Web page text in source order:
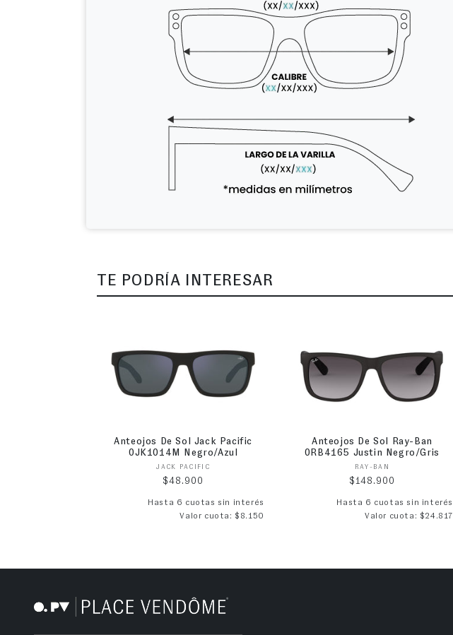
TE PODRÍA INTERESAR
Anteojos De Sol Jack Pacific
0JK1014M Negro/Azul
Proveedor:
JACK PACIFIC
Precio habitual
$48.900
Hasta 6 cuotas sin interés
Valor cuota: $8.150
Anteojos De Sol Ray-Ban
0RB4165 Justin Negro/Gris
Proveedor:
RAY-BAN
Precio habitual
$148.900
Hasta 6 cuotas sin interés
Valor cuota: $24.817